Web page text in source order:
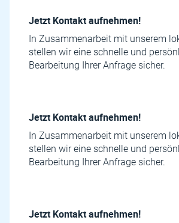
Jetzt Kontakt aufnehmen!
In Zusammenarbeit mit unserem
stellen wir eine schnelle und
Bearbeitung Ihrer Anfrage sicher.
Jetzt Kontakt aufnehmen!
In Zusammenarbeit mit unserem
stellen wir eine schnelle und
Bearbeitung Ihrer Anfrage sicher.
Jetzt Kontakt aufnehmen!